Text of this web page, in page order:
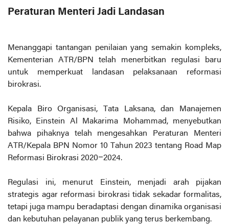
Peraturan Menteri Jadi Landasan
Menanggapi tantangan penilaian yang semakin kompleks,
Kementerian ATR/BPN telah menerbitkan regulasi baru
untuk memperkuat landasan pelaksanaan reformasi
birokrasi.
Kepala Biro Organisasi, Tata Laksana, dan Manajemen
Risiko, Einstein Al Makarima Mohammad, menyebutkan
bahwa pihaknya telah mengesahkan Peraturan Menteri
ATR/Kepala BPN Nomor 10 Tahun 2023 tentang Road Map
Reformasi Birokrasi 2020–2024.
Regulasi ini, menurut Einstein, menjadi arah pijakan
strategis agar reformasi birokrasi tidak sekadar formalitas,
tetapi juga mampu beradaptasi dengan dinamika organisasi
dan kebutuhan pelayanan publik yang terus berkembang.